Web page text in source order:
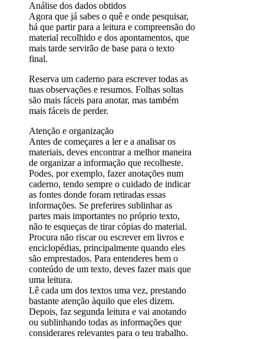
Análise dos dados obtidos
Agora que já sabes o quê e onde pesquisar,
há que partir para a leitura e compreensão do
material recolhido e dos apontamentos, que
mais tarde servirão de base para o texto
final.
Reserva um caderno para escrever todas as
tuas observações e resumos. Folhas soltas
são mais fáceis para anotar, mas também
mais fáceis de perder.
Atenção e organização
Antes de começares a ler e a analisar os
materiais, deves encontrar a melhor maneira
de organizar a informação que recolheste.
Podes, por exemplo, fazer anotações num
caderno, tendo sempre o cuidado de indicar
as fontes donde foram retiradas essas
informações. Se preferires sublinhar as
partes mais importantes no próprio texto,
não te esqueças de tirar cópias do material.
Procura não riscar ou escrever em livros e
enciclopédias, principalmente quando eles
são emprestados. Para entenderes bem o
conteúdo de um texto, deves fazer mais que
uma leitura.
Lê cada um dos textos uma vez, prestando
bastante atenção àquilo que eles dizem.
Depois, faz segunda leitura e vai anotando
ou sublinhando todas as informações que
considerares relevantes para o teu trabalho.